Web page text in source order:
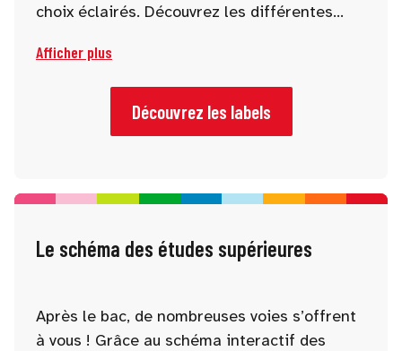
choix éclairés. Découvrez les différentes
spécificités des formations afin d’identifier
les parcours les plus adaptés à vos objectifs
académiques et professionnels.
Afficher plus
Découvrez les labels
Le schéma des études supérieures
Après le bac, de nombreuses voies s’offrent
à vous ! Grâce au schéma interactif des